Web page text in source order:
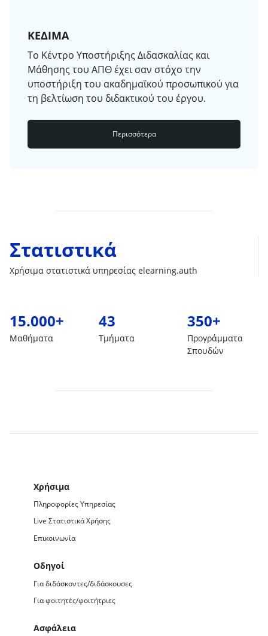
ΚΕΔΙΜΑ
Το Κέντρο Υποστήριξης Διδασκαλίας και
Μάθησης του ΑΠΘ έχει σαν στόχο την
υποστήριξη του ακαδημαϊκού προσωπικού για
τη βελτίωση του διδακτικού του έργου.
Περισσότερα
Στατιστικά
Χρήσιμα στατιστικά υπηρεσίας elearning.auth
15.000+
Μαθήματα
43
Τμήματα
350+
Προγράμματα
Σπουδών
Χρήσιμα
Πληροφορίες Υπηρεσίας
Live Στατιστικά Χρήσης
Επικοινωνία
Οδηγοί
Για διδάσκοντες/διδάσκουσες
Για φοιτητές/φοιτήτριες
Ασφάλεια